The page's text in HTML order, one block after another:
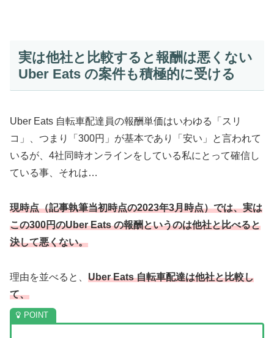
実は他社と比較すると報酬は悪くない
Uber Eats の案件も積極的に受ける
Uber Eats 自転車配達員の報酬単価はいわゆる「スリ
コ」、つまり「300円」が基本であり「安い」と言われて
いるが、4社同時オンラインをしている私にとって確信し
ている事、それは…
現時点（記事執筆当初時点の2023年3月時点）では、実は
この300円のUber Eats の報酬というのは他社と比べると
決して悪くない。
理由を並べると、 Uber Eats 自転車配達は他社と比較し
て、